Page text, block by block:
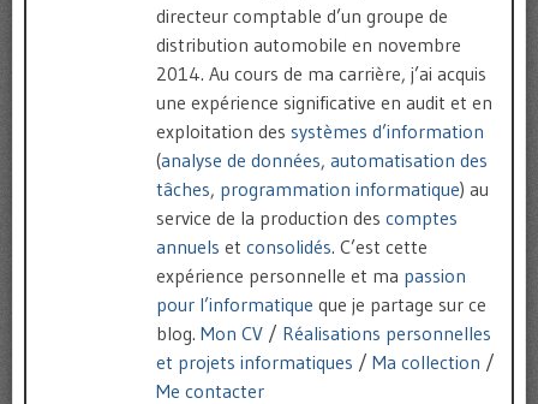
directeur comptable d’un groupe de
distribution automobile en novembre
2014. Au cours de ma carrière, j’ai acquis
une expérience significative en audit et en
exploitation des systèmes d’information
(analyse de données, automatisation des
tâches, programmation informatique) au
service de la production des comptes
annuels et consolidés. C’est cette
expérience personnelle et ma passion
pour l’informatique que je partage sur ce
blog. Mon CV / Réalisations personnelles
et projets informatiques / Ma collection /
Me contacter